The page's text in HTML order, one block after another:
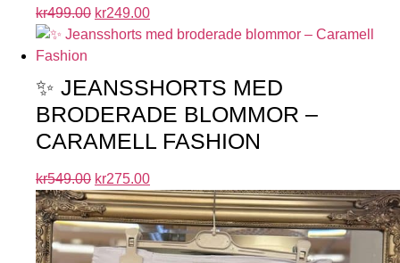
kr499.00 kr249.00
✨ JEANSSHORTS MED
BRODERADE BLOMMOR –
CARAMELL FASHION
kr549.00 kr275.00